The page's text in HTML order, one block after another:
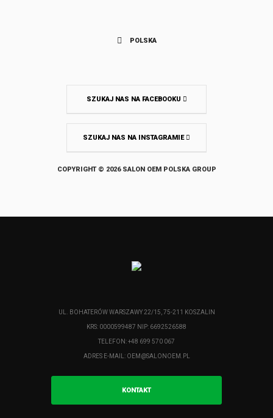
POLSKA
SZUKAJ NAS NA FACEBOOKU
SZUKAJ NAS NA INSTAGRAMIE
COPYRIGHT © 2026 SALON OEM POLSKA GROUP
UL. BOHATERÓW WARSZAWY 22/15, 75-211 KOSZALIN
KRS: 0000599487 NIP: 6692526588
TELEFON: +48 699 570 067
ADRES E-MAIL: OEM@SALONOEM.PL
KONTAKT